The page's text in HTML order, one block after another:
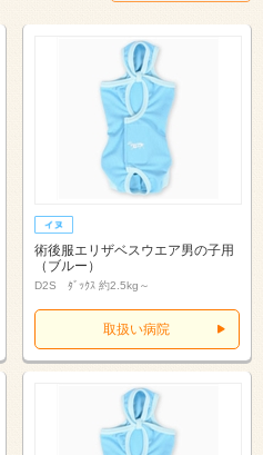
術後服エリザベスウエア男の子用
（ブルー）
D2S ﾀﾞｯｸｽ 約2.5kg～
取扱い病院